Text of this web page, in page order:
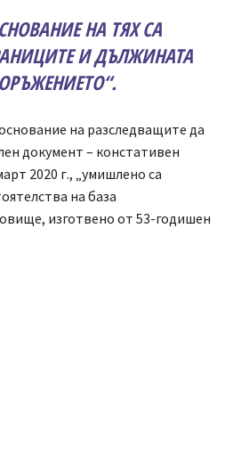
НА ТЯХ СА
И ДЪЛЖИНАТА
“.
на разследващите да
документ – констативен
2020 г., „умишлено са
на база
изготвено от 53-годишен